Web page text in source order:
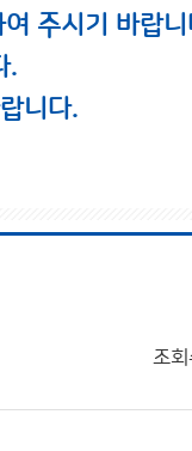
주시기 바랍니
.
니다.
조회